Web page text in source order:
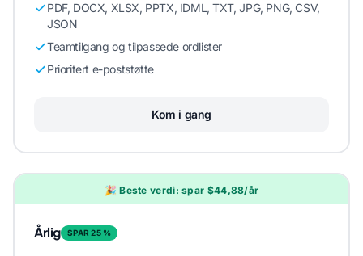
PDF, DOCX, XLSX, PPTX, IDML, TXT, JPG, PNG, CSV,
JSON
Teamtilgang og tilpassede ordlister
Prioritert e-poststøtte
Kom i gang
🎉 Beste verdi: spar $44,88/år
Årlig SPAR 25 %